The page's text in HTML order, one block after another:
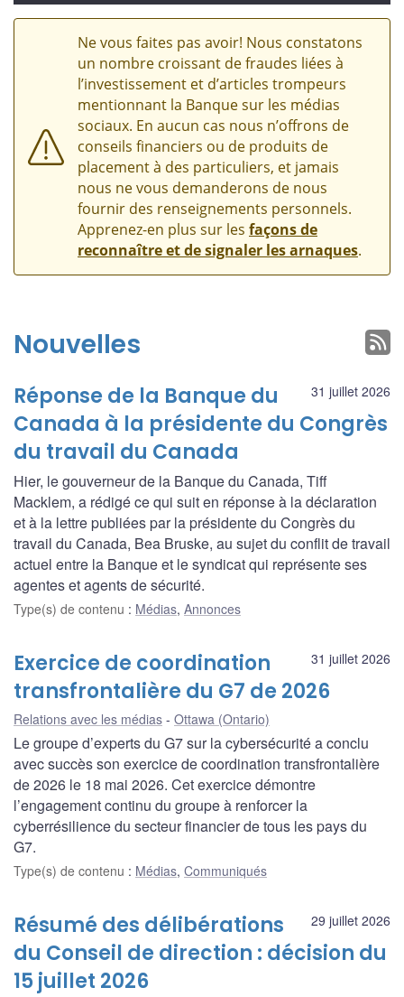
Ne vous faites pas avoir! Nous constatons
un nombre croissant de fraudes liées à
l’investissement et d’articles trompeurs
mentionnant la Banque sur les médias
sociaux. En aucun cas nous n’offrons de
conseils financiers ou de produits de
placement à des particuliers, et jamais
nous ne vous demanderons de nous
fournir des renseignements personnels.
Apprenez-en plus sur les façons de
reconnaître et de signaler les arnaques.
Nouvelles
31 juillet 2026
Réponse de la Banque du
Canada à la présidente du Congrès
du travail du Canada
Hier, le gouverneur de la Banque du Canada, Tiff
Macklem, a rédigé ce qui suit en réponse à la déclaration
et à la lettre publiées par la présidente du Congrès du
travail du Canada, Bea Bruske, au sujet du conflit de travail
actuel entre la Banque et le syndicat qui représente ses
agentes et agents de sécurité.
Type(s) de contenu : Médias, Annonces
31 juillet 2026
Exercice de coordination
transfrontalière du G7 de 2026
Relations avec les médias Ottawa (Ontario)
Le groupe d’experts du G7 sur la cybersécurité a conclu
avec succès son exercice de coordination transfrontalière
de 2026 le 18 mai 2026. Cet exercice démontre
l’engagement continu du groupe à renforcer la
cyberrésilience du secteur financier de tous les pays du
G7.
Type(s) de contenu : Médias, Communiqués
29 juillet 2026
Résumé des délibérations
du Conseil de direction : décision du
15 juillet 2026